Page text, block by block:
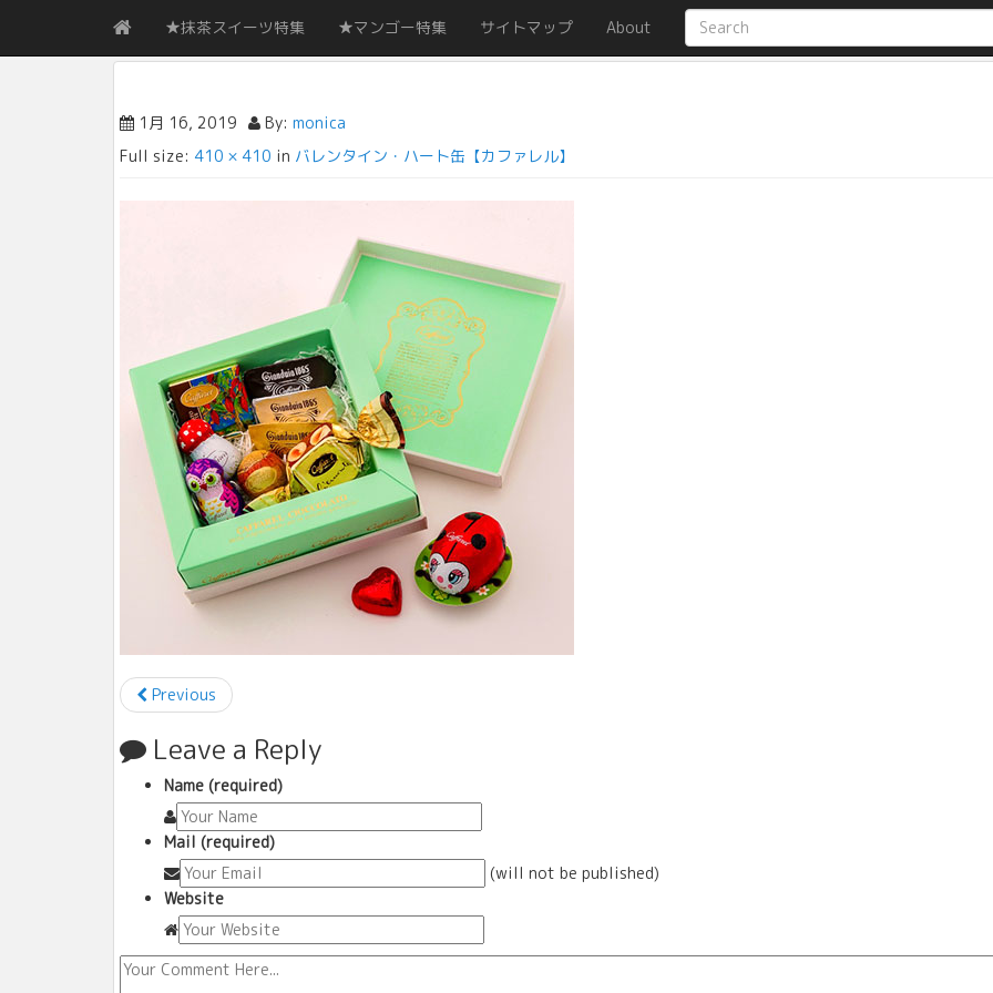
★抹茶スイーツ特集 ★マンゴー特集 サイトマップ About
1月 16, 2019 By: monica
Full size: 410 × 410 in バレンタイン・ハート缶【カファレル】
Previous
Leave a Reply
Name (required)
Mail (required)
(will not be published)
Website